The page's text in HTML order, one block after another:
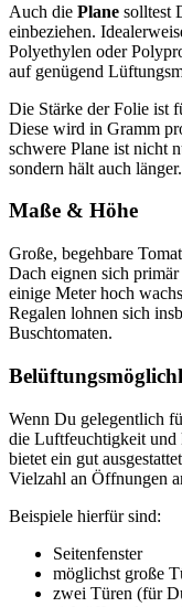
Auch die Plane solltest
einbeziehen.
Polyethylen oder
auf genügend
Die Stärke der Folie ist
Diese wird in Gramm
schwere Plane ist nicht
sondern hält auch länger.
Maße & Höhe
Große, begehbare
Dach eignen sich
einige Meter hoch
Regalen lohnen sich
Buschtomaten.
Wenn Du gelegentlich
die Luftfeuchtigkeit und
bietet ein gut
Vielzahl an Öffnungen
Beispiele hierfür sind:
Seitenfenster
möglichst große
zwei Türen (für